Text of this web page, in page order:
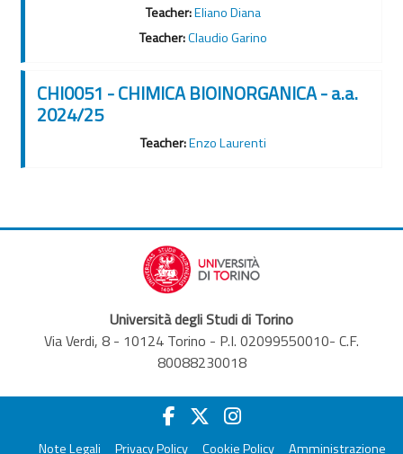
Teacher:Eliano Diana
Teacher:Claudio Garino
CHI0051 - CHIMICA BIOINORGANICA - a.a.
2024/25
Teacher:Enzo Laurenti
Università degli Studi di Torino
Via Verdi, 8 - 10124 Torino - P.I. 02099550010- C.F.
80088230018
Note Legali Privacy Policy Cookie Policy Amministrazione